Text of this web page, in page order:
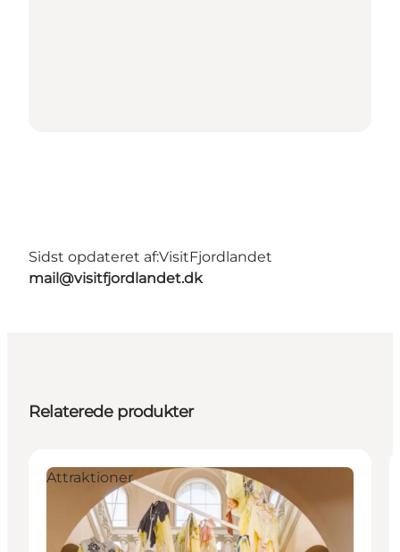
Sidst opdateret af:VisitFjordlandet
mail@visitfjordlandet.dk
Relaterede produkter
Attraktioner